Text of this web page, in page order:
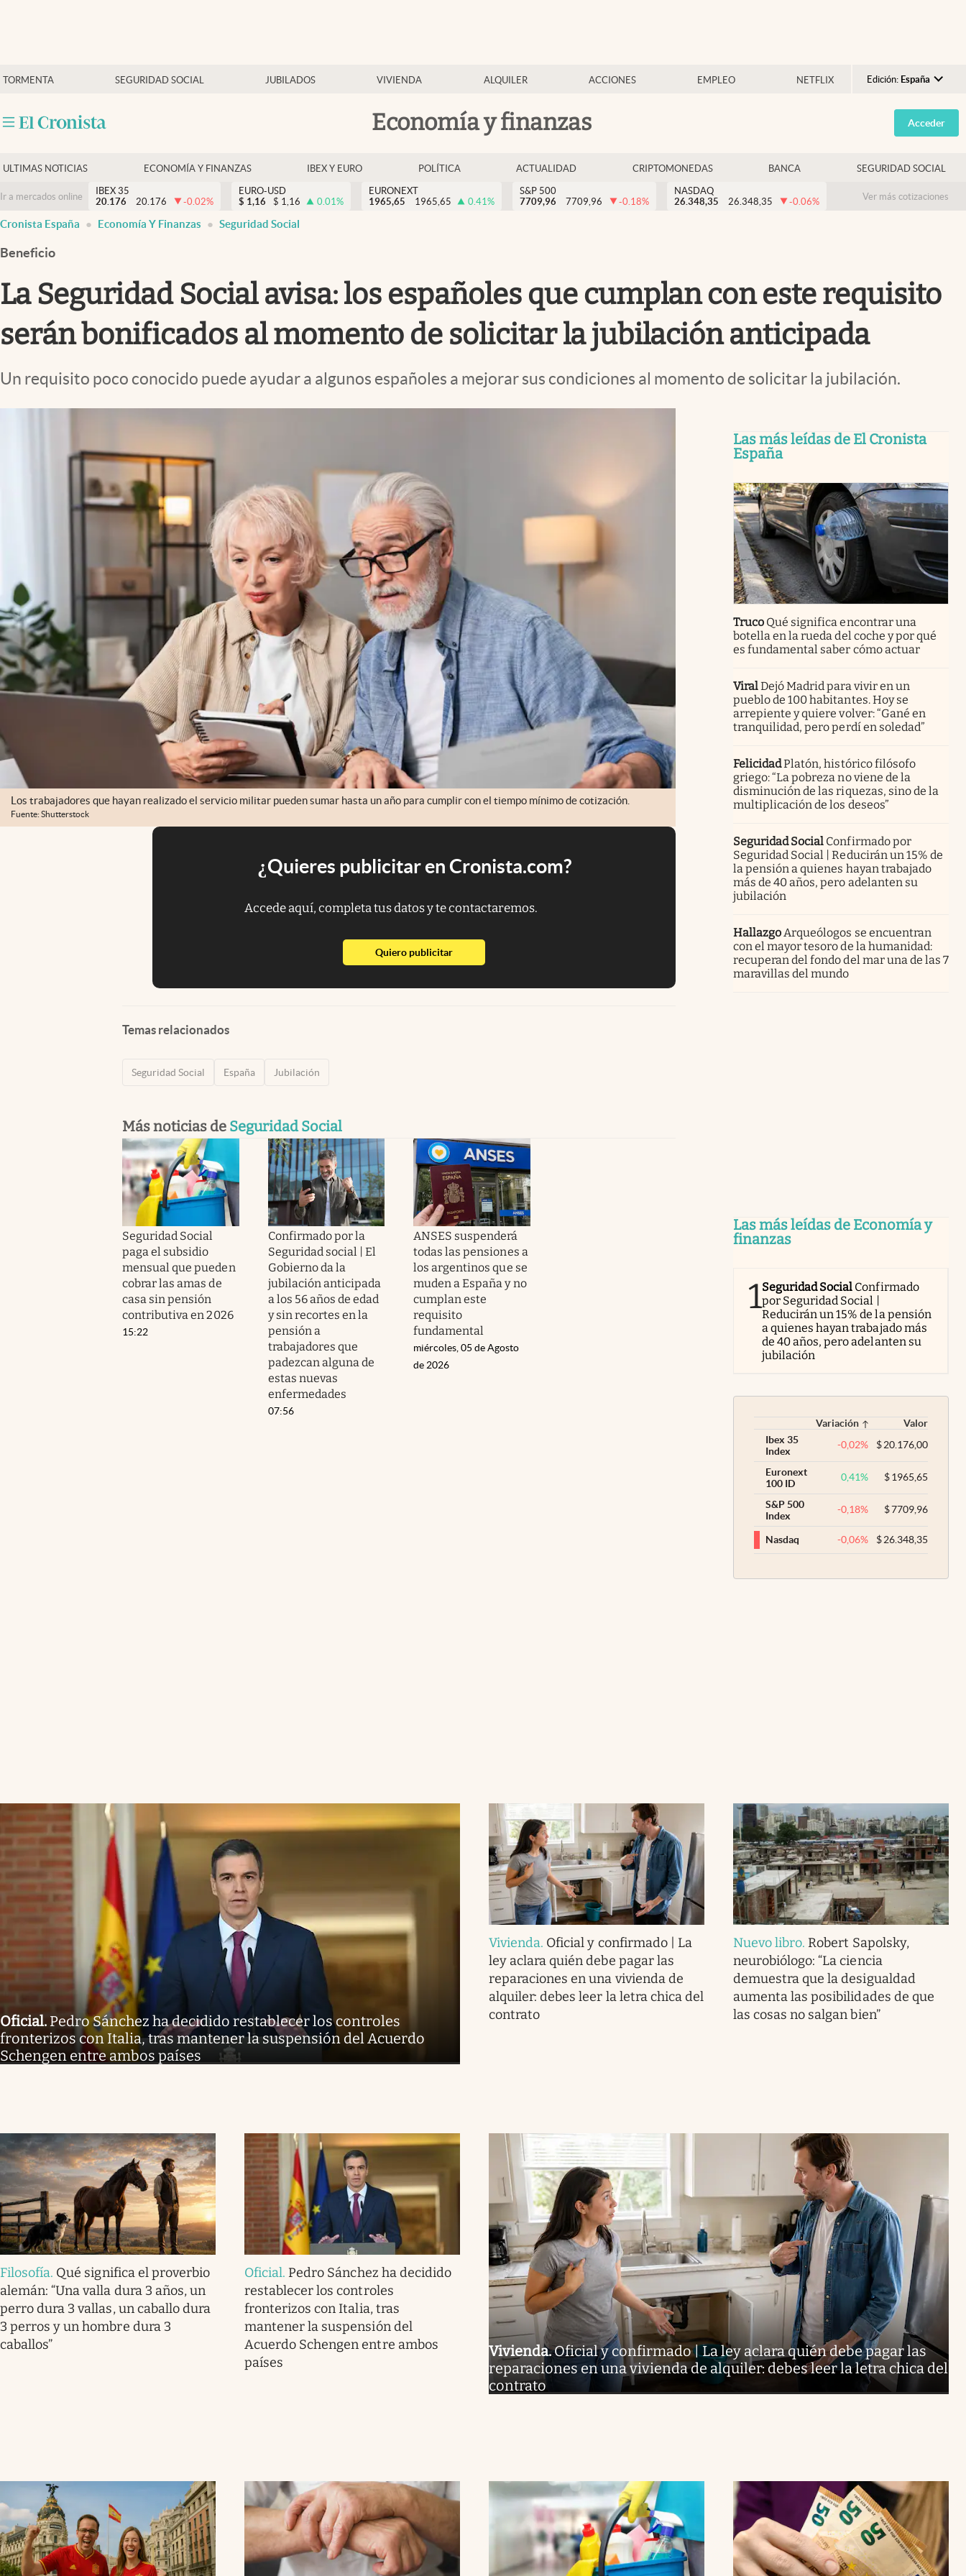
TORMENTA SEGURIDAD SOCIAL JUBILADOS VIVIENDA ALQUILER ACCIONES EMPLEO NETFLIX Edición: España
Argentina
España
USA
Colombia
Economía y finanzas
Economía y finanzas
Criptomonedas
Acceder
ULTIMAS NOTICIAS ECONOMÍA Y FINANZAS IBEX Y EURO POLÍTICA ACTUALIDAD CRIPTOMONEDAS BANCA SEGURIDAD SOCIAL
Ir a mercados online
IBEX 35
20.176
20.176 -0.02%
EURO-USD
$ 1,16 $ 1,16 0.01%
EURONEXT
1965,65
1965,65 0.41%
S&P 500
7709,96
7709,96 -0.18%
NASDAQ
26.348,35
26.348,35 -0.06% Ver más cotizaciones
Cronista España Economía Y Finanzas Seguridad Social
Beneficio
La Seguridad Social avisa: los españoles que cumplan con este requisito
serán bonificados al momento de solicitar la jubilación anticipada
Un requisito poco conocido puede ayudar a algunos españoles a mejorar sus condiciones al momento de solicitar la jubilación.
Los trabajadores que hayan realizado el servicio militar pueden sumar hasta un año para cumplir con el tiempo mínimo de cotización.
Fuente: Shutterstock
¿Quieres publicitar en Cronista.com?
Accede aquí, completa tus datos y te contactaremos.
Quiero publicitarabre en nueva pestaña
Temas relacionados
Seguridad Social España Jubilación
Más noticias de Seguridad Social
Seguridad Social
paga el subsidio
mensual que pueden
cobrar las amas de
casa sin pensión
contributiva en 2026
15:22
Confirmado por la
Seguridad social | El
Gobierno da la
jubilación anticipada
a los 56 años de edad
y sin recortes en la
pensión a
trabajadores que
padezcan alguna de
estas nuevas
enfermedades
07:56
ANSES suspenderá
todas las pensiones a
los argentinos que se
muden a España y no
cumplan este
requisito
fundamental
miércoles, 05 de Agosto
de 2026
Las más leídas de El Cronista
España
Truco Qué significa encontrar una
botella en la rueda del coche y por qué
es fundamental saber cómo actuar
ViralDejó Madrid para vivir en un
pueblo de 100 habitantes. Hoy se
arrepiente y quiere volver: “Gané en
tranquilidad, pero perdí en soledad”
FelicidadPlatón, histórico filósofo
griego: “La pobreza no viene de la
disminución de las riquezas, sino de la
multiplicación de los deseos”
Seguridad Social Confirmado por
Seguridad Social | Reducirán un 15% de
la pensión a quienes hayan trabajado
más de 40 años, pero adelanten su
jubilación
HallazgoArqueólogos se encuentran
con el mayor tesoro de la humanidad:
recuperan del fondo del mar una de las 7
maravillas del mundo
Las más leídas de Economía y
finanzas
1Seguridad Social Confirmado
por Seguridad Social |
Reducirán un 15% de la pensión
a quienes hayan trabajado más
de 40 años, pero adelanten su
jubilación
Variación
Valor
Ibex 35
Index
-0,02% $20.176,00
Euronext
100 ID
0,41% $1965,65
S&P 500
Index
-0,18% $7709,96
Nasdaq -0,06% $26.348,35
Oficial. Pedro Sánchez ha decidido restablecer los controles
fronterizos con Italia, tras mantener la suspensión del Acuerdo
Schengen entre ambos países
Vivienda. Oficial y confirmado | La
ley aclara quién debe pagar las
reparaciones en una vivienda de
alquiler: debes leer la letra chica del
contrato
Nuevo libro. Robert Sapolsky,
neurobiólogo: “La ciencia
demuestra que la desigualdad
aumenta las posibilidades de que
las cosas no salgan bien”
Filosofía. Qué significa el proverbio
alemán: “Una valla dura 3 años, un
perro dura 3 vallas, un caballo dura
3 perros y un hombre dura 3
caballos”
Oficial. Pedro Sánchez ha decidido
restablecer los controles
fronterizos con Italia, tras
mantener la suspensión del
Acuerdo Schengen entre ambos
países
Vivienda.Oficial y confirmado | La ley aclara quién debe pagar las
reparaciones en una vivienda de alquiler: debes leer la letra chica del
contrato